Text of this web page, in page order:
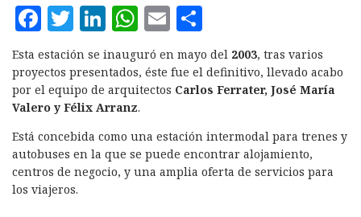
F
a
c
e
b
o
o
k
T
w
it
te
r
L
i
n
k
e
d
I
W
h
at
s
A
p
p
E
m
ai
l
o
m
p
rt
ir
Esta estación se inauguró en mayo del 2003, tras varios
proyectos presentados, éste fue el definitivo, llevado acabo
por el equipo de arquitectos Carlos Ferrater, José María
Valero y Félix Arranz.
Está concebida como una estación intermodal para trenes y
autobuses en la que se puede encontrar alojamiento,
centros de negocio, y una amplia oferta de servicios para
los viajeros.